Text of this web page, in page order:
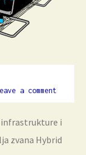
a comment
infrastrukture i
zvana Hybrid